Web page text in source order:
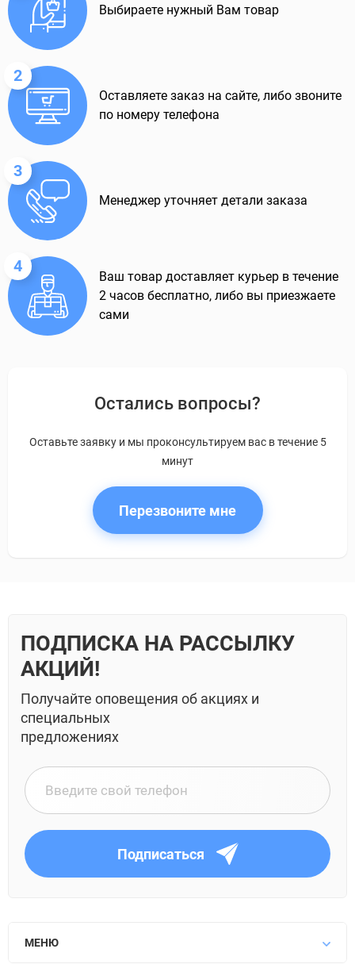
Выбираете нужный Вам товар
2
Оставляете заказ на сайте, либо звоните
по номеру телефона
3
Менеджер уточняет детали заказа
4
Ваш товар доставляет курьер в течение
2 часов бесплатно, либо вы приезжаете
сами
Остались вопросы?
Оставьте заявку и мы проконсультируем вас в течение 5
минут
Перезвоните мне
ПОДПИСКА НА РАССЫЛКУ
АКЦИЙ!
Получайте оповещения об акциях и
специальных
предложениях
Подписаться
МЕНЮ